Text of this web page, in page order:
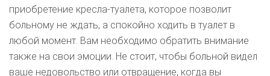
приобретение кресла-туалета, которое позволит
больному не ждать, а спокойно ходить в туалет в
любой момент. Вам необходимо обратить внимание
также на свои эмоции. Не стоит, чтобы больной видел
ваше недовольство или отвращение, когда вы